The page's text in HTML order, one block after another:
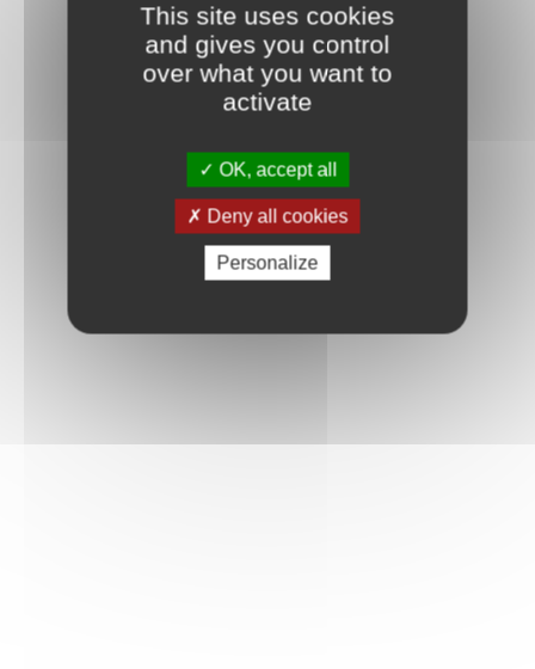
This site uses cookies
and gives you control
over what you want to
activate
OK, accept all
Deny all cookies
Personalize